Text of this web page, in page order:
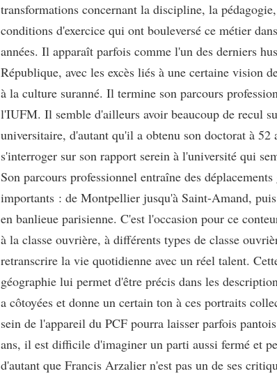
transformations concernant la discipline, la
conditions d'exercice qui ont bouleversé ce métier
années. Il apparaît parfois comme l'un des derniers
République, avec les excès liés à une certaine vision
à la culture suranné. Il termine son parcours
l'IUFM. Il semble d'ailleurs avoir beaucoup de recul
universitaire, d'autant qu'il a obtenu son doctorat à 52
s'interroger sur son rapport serein à l'université qui
Son parcours professionnel entraîne des
importants : de Montpellier jusqu'à Saint-Amand,
en banlieue parisienne. C'est l'occasion pour ce
à la classe ouvrière, à différents types de classe
retranscrire la vie quotidienne avec un réel talent.
géographie lui permet d'être précis dans les
a côtoyées et donne un certain ton à ces portraits
sein de l'appareil du PCF pourra laisser parfois
ans, il est difficile d'imaginer un parti aussi fermé et
d'autant que Francis Arzalier n'est pas un de ses